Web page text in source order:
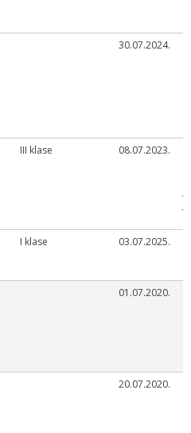
30.07.2024.
III klase 08.07.2023.
I klase 03.07.2025.
01.07.2020.
20.07.2020.